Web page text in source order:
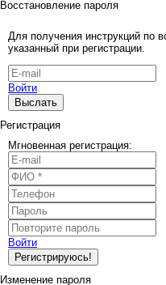
Восстановление пароля
Для получения инструкций по
указанный при регистрации.
Войти
Выслать
Регистрация
Мгновенная регистрация:
Войти
Регистрируюсь!
Изменение пароля